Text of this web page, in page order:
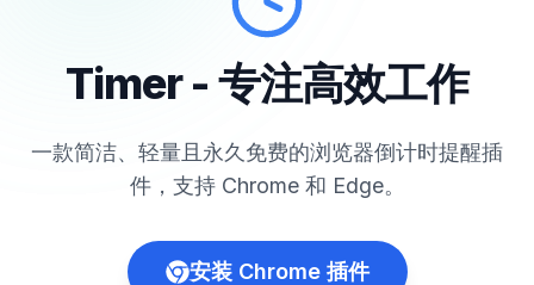
Timer - 专注高效工作
一款简洁、轻量且永久免费的浏览器倒计时提醒插
件，支持 Chrome 和 Edge。
安装 Chrome 插件